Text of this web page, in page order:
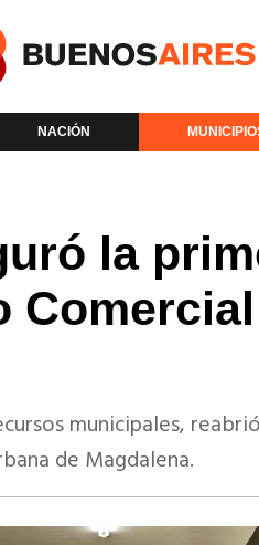
NACIÓN
la
municipales,
de Magdalena.